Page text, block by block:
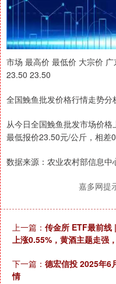
市场 最高价 最低价 大宗价
23.50 23.50
全国鮸鱼批发价格行情走势分
从今日全国鮸鱼批发市场价格
最低报价23.50元/公斤，相差
数据来源：农业农村部信息中
嘉多网提
上一篇： 传金所 ETF最前线
上涨0.55%，黄酒主题走强
下一篇： 德宏信投 2025年6
情